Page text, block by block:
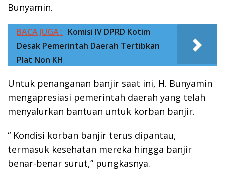
Bunyamin.
BACA JUGA : Komisi IV DPRD Kotim
Desak Pemerintah Daerah Tertibkan
Plat Non KH
Untuk penanganan banjir saat ini, H. Bunyamin
mengapresiasi pemerintah daerah yang telah
menyalurkan bantuan untuk korban banjir.
“ Kondisi korban banjir terus dipantau,
termasuk kesehatan mereka hingga banjir
benar-benar surut,” pungkasnya.